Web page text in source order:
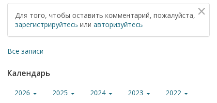
×
Для того, чтобы оставить комментарий, пожалуйста,
зарегистрируйтесь или авторизуйтесь
Все записи
Календарь
2026 2025 2024 2023 2022